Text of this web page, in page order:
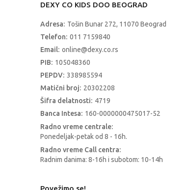
DEXY CO KIDS DOO BEOGRAD
Adresa: Tošin Bunar 272, 11070 Beograd
Telefon: 011 7159840
Email: online@dexy.co.rs
PIB: 105048360
PEPDV: 338985594
Matični broj: 20302208
Šifra delatnosti: 4719
Banca Intesa: 160-0000000475017-52
Radno vreme centrale:
Ponedeljak-petak od 8 - 16h.
Radno vreme Call centra:
Radnim danima: 8-16h i subotom: 10-14h
Povežimo se!